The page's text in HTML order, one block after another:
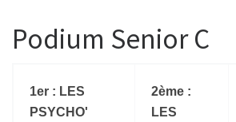
Podium Senior C
1er : LES
PSYCHO'
2ème :
LES